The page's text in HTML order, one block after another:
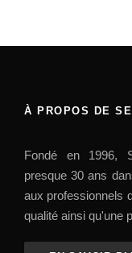
À PROPOS DE
Fondé en 1996,
presque 30 ans
aux professionnels
qualité ainsi qu'une